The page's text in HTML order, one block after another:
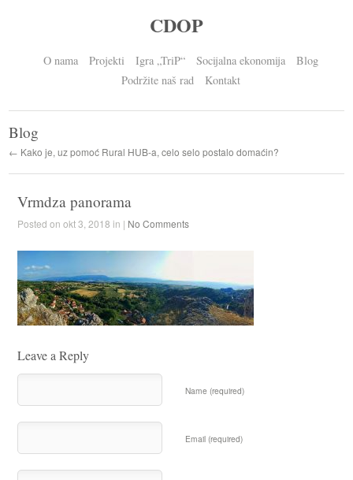
CDOP
O nama Projekti Igra „TriP“ Socijalna ekonomija
Blog
Podržite naš rad
Kontakt
Blog
← Kako je, uz pomoć Rural HUB-a, celo selo postalo domaćin?
Vrmdza panorama
Posted on okt 3, 2018 in | No Comments
Leave a Reply
Name (required)
Email (required)